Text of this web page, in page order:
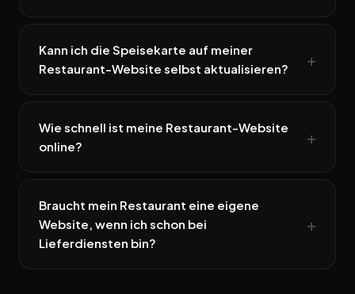
Kann ich die Speisekarte auf meiner
Restaurant-Website selbst aktualisieren?
Wie schnell ist meine Restaurant-Website
online?
Braucht mein Restaurant eine eigene
Website, wenn ich schon bei
Lieferdiensten bin?